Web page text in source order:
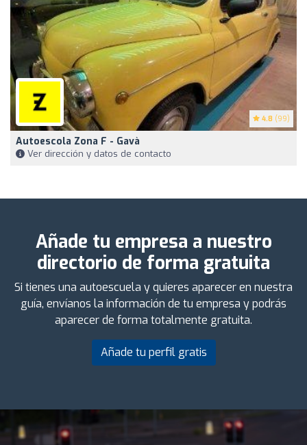
4.8 (99)
Autoescola Zona F - Gavà
Ver dirección y datos de contacto
Añade tu empresa a nuestro
directorio de forma gratuita
Si tienes una autoescuela y quieres aparecer en nuestra
guía, envíanos la información de tu empresa y podrás
aparecer de forma totalmente gratuita.
Añade tu perfil gratis